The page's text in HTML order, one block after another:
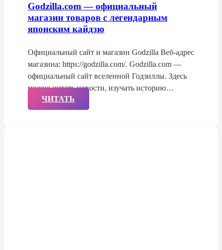
Godzilla.com — официальный
магазин товаров с легендарным
японским кайдзю
Официальный сайт и магазин Godzilla Веб-адрес
магазина: https://godzilla.com/. Godzilla.com —
официальный сайт вселенной Годзиллы. Здесь
можно читать новости, изучать историю…
ЧИТАТЬ